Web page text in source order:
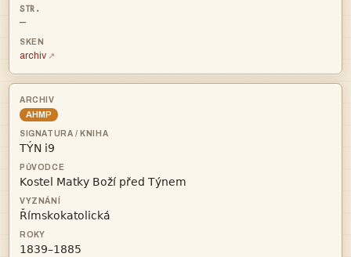
—
archiv
AHMP



